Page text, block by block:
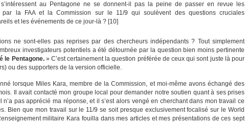
au Pentagone ne se donnent-il pas la peine de passer en revue les
par la FAA et la Commission sur le 11/9 qui soulèvent des questions cruciales
et les événements de ce jour-là ? [10]
ne sont-elles pas reprises par des chercheurs indépendants ? Tout simplement
investigateurs potentiels a été détournée par la question bien moins pertinente
le Pentagone. » C’est certainement la question préférée de ceux qui sont juste là pour
ou des supporters de la version officielle.
lorsque Miles Kara, membre de la Commission, et moi-même avons échangé des
Il avait contacté mon groupe local pour demander notre soutien quant à ses prises
n’a pas apprécié ma réponse, et il s’est alors vengé en cherchant dans mon travail ce
Bien que mon travail sur le 11/9 se soit presque exclusivement focalisé sur le World
militaire Kara fouilla dans mes articles et mes présentations de ces sept